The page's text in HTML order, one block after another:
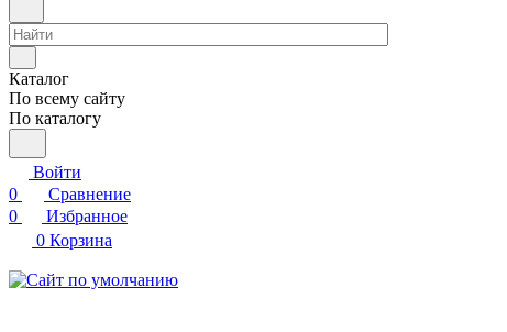
Каталог
По всему сайту
По каталогу
Войти
0
Сравнение
0
Избранное
0 Корзина